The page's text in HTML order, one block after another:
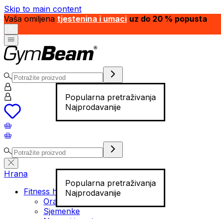
Skip to main content
Vaša omiljena tjestenina i umaci uz do 20 % popusta
Popularna pretraživanja
Najprodavanije
Popularna pretraživanja
Najprodavanije
Hrana
Fitness hrana
Orašasti plodovi
Sjemenke